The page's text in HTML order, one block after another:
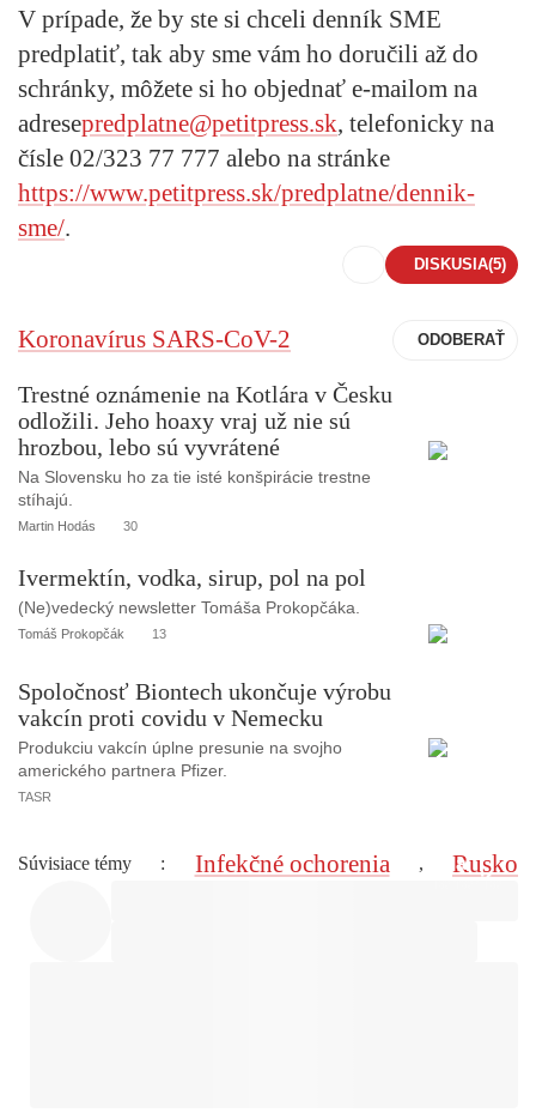
V prípade, že by ste si chceli denník SME
predplatiť, tak aby sme vám ho doručili až do
schránky, môžete si ho objednať e-mailom na
adresepredplatne@petitpress.sk, telefonicky na
čísle 02/323 77 777 alebo na stránke
https://www.petitpress.sk/predplatne/dennik-
sme/.
DISKUSIA(5)
Koronavírus SARS-CoV-2
Trestné oznámenie na Kotlára v Česku
odložili. Jeho hoaxy vraj už nie sú
hrozbou, lebo sú vyvrátené
Na Slovensku ho za tie isté konšpirácie trestne
stíhajú.
Martin Hodás 30
Ivermektín, vodka, sirup, pol na pol
(Ne)vedecký newsletter Tomáša Prokopčáka.
Tomáš Prokopčák 13
Spoločnosť Biontech ukončuje výrobu
vakcín proti covidu v Nemecku
Produkciu vakcín úplne presunie na svojho
amerického partnera Pfizer.
TASR
Súvisiace témy : Infekčné ochorenia , Rusko